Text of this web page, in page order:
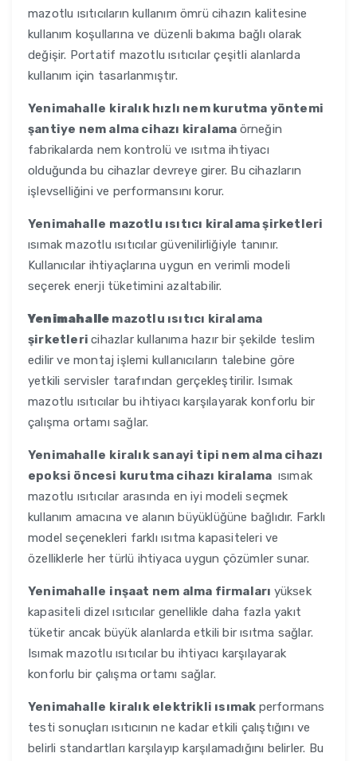
mazotlu ısıtıcıların kullanım ömrü cihazın kalitesine
kullanım koşullarına ve düzenli bakıma bağlı olarak
değişir. Portatif mazotlu ısıtıcılar çeşitli alanlarda
kullanım için tasarlanmıştır.
Yenimahalle kiralık hızlı nem kurutma yöntemi
şantiye nem alma cihazı kiralama örneğin
fabrikalarda nem kontrolü ve ısıtma ihtiyacı
olduğunda bu cihazlar devreye girer. Bu cihazların
işlevselliğini ve performansını korur.
Yenimahalle mazotlu ısıtıcı kiralama şirketleri
ısımak mazotlu ısıtıcılar güvenilirliğiyle tanınır.
Kullanıcılar ihtiyaçlarına uygun en verimli modeli
seçerek enerji tüketimini azaltabilir.
Yenimahalle mazotlu ısıtıcı kiralama
şirketlericihazlar kullanıma hazır bir şekilde teslim
edilir ve montaj işlemi kullanıcıların talebine göre
yetkili servisler tarafından gerçekleştirilir. Isımak
mazotlu ısıtıcılar bu ihtiyacı karşılayarak konforlu bir
çalışma ortamı sağlar.
Yenimahalle kiralık sanayi tipi nem alma cihazı
epoksi öncesi kurutma cihazı kiralama ısımak
mazotlu ısıtıcılar arasında en iyi modeli seçmek
kullanım amacına ve alanın büyüklüğüne bağlıdır. Farklı
model seçenekleri farklı ısıtma kapasiteleri ve
özelliklerle her türlü ihtiyaca uygun çözümler sunar.
Yenimahalle inşaat nem alma firmaları yüksek
kapasiteli dizel ısıtıcılar genellikle daha fazla yakıt
tüketir ancak büyük alanlarda etkili bir ısıtma sağlar.
Isımak mazotlu ısıtıcılar bu ihtiyacı karşılayarak
konforlu bir çalışma ortamı sağlar.
Yenimahalle kiralık elektrikli ısımak performans
testi sonuçları ısıtıcının ne kadar etkili çalıştığını ve
belirli standartları karşılayıp karşılamadığını belirler. Bu